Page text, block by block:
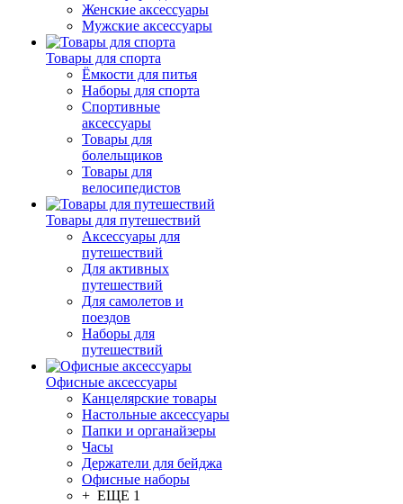
Женские аксессуары
Мужские аксессуары
Товары для спорта
Ёмкости для питья
Наборы для спорта
Спортивные
аксессуары
Товары для
болельщиков
Товары для
велосипедистов
Товары для путешествий
Аксессуары для
путешествий
Для активных
путешествий
Для самолетов и
поездов
Наборы для
путешествий
Офисные аксессуары
Канцелярские товары
Настольные аксессуары
Папки и органайзеры
Часы
Держатели для бейджа
Офисные наборы
+ ЕЩЕ 1